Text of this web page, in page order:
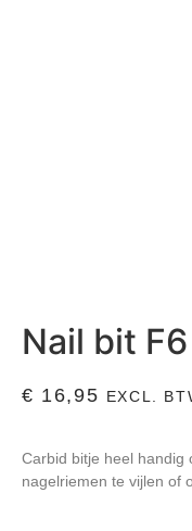
Nail bit F6
€ 16,95 EXCL.
Carbid bitje heel handig
nagelriemen te vijlen of